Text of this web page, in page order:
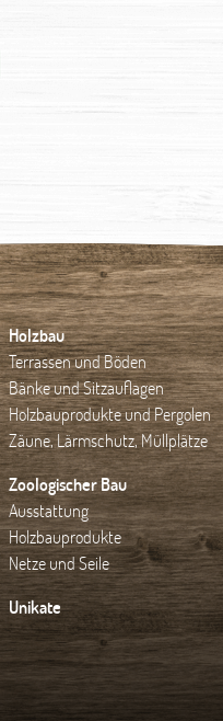
Holzbau
Terrassen und Böden
Bänke und Sitzauflagen
Holzbauprodukte und Pergolen
Zäune, Lärmschutz, Müllplätze
Zoologischer Bau
Ausstattung
Holzbauprodukte
Netze und Seile
Unikate